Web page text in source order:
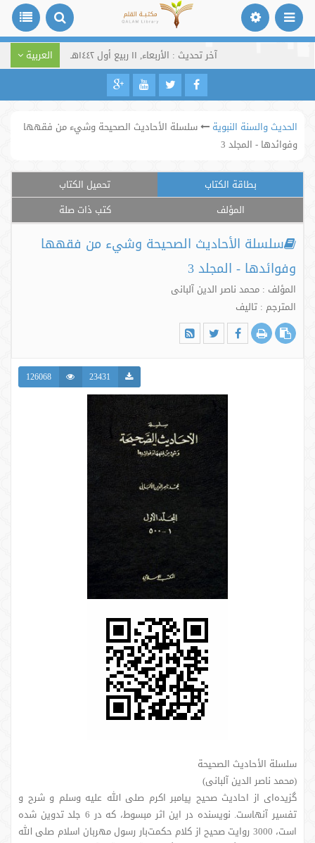
آخر تحديث : الأربعاء, ١١ ربيع أول ١٤٤٢هـ العربية
الحديث والسنة النبوية
سلسلة الأحاديث الصحيحة وشيء من فقهها
وفوائدها - المجلد 3
بطاقة الكتاب
تحميل الكتاب
المؤلف
كتب ذات صلة
سلسلة الأحاديث الصحيحة وشيء من فقهها
وفوائدها - المجلد 3
المؤلف : محمد ناصر الدین آلبانی
المترجم : تالیف
23431
126068
سلسلة الأحادیث الصحیحة
(محمد ناصر الدین آلبانی)
گزیده‌ای از احادیث صحیح پیامبر اکرم صلی الله علیه وسلم و شرح و
تفسیر آنهاست. نویسنده در این اثر مبسوط، که در 6 جلد تدوین شده
است، 3000 روایت صحیح از کلام حکمت‌بار رسول مهربان اسلام صلی الله